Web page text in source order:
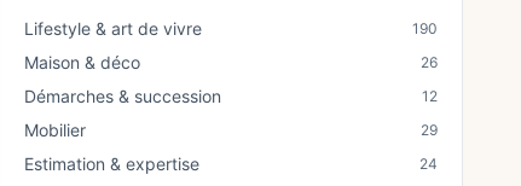
Lifestyle & art de vivre 190
Maison & déco 26
Démarches & succession 12
Mobilier 29
Estimation & expertise 24